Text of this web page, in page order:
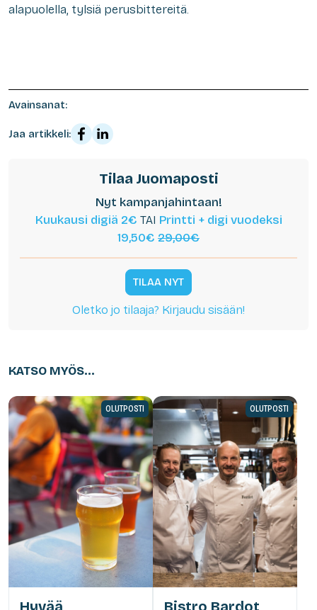
alapuolella, tylsiä perusbittereitä.
Avainsanat:
Jaa artikkeli:
Tilaa Juomaposti
Nyt kampanjahintaan!
Kuukausi digiä 2€ TAI Printti + digi vuodeksi
19,50€ 29,00€
TILAA NYT
Oletko jo tilaaja? Kirjaudu sisään!
KATSO MYÖS...
OLUTPOSTI
Hyvää
OLUTPOSTI
Bistro Bardot